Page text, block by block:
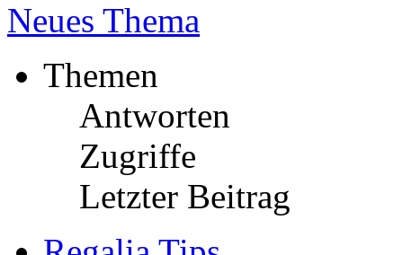
Neues Thema
Themen
Antworten
Zugriffe
Letzter Beitrag